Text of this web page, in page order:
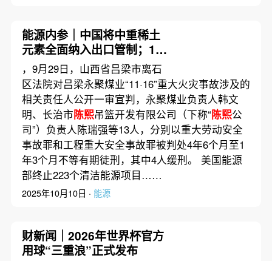
能源内参｜中国将中重稀土
元素全面纳入出口管制；10
月1—8日高速公路新能源汽
车日均充电量同比增长超
45%
，9月29日，山西省吕梁市离石
区法院对吕梁永聚煤业“11·16”重大火灾事故涉及的
相关责任人公开一审宣判，永聚煤业负责人韩文
明、长治市陈熙吊篮开发有限公司（下称“陈熙公
司”）负责人陈瑞强等13人，分别以重大劳动安全
事故罪和工程重大安全事故罪被判处4年6个月至1
年3个月不等有期徒刑，其中4人缓刑。 美国能源
部终止223个清洁能源项目……
2025年10月10日 · 能源
财新闻｜2026年世界杯官方
用球“三重浪”正式发布